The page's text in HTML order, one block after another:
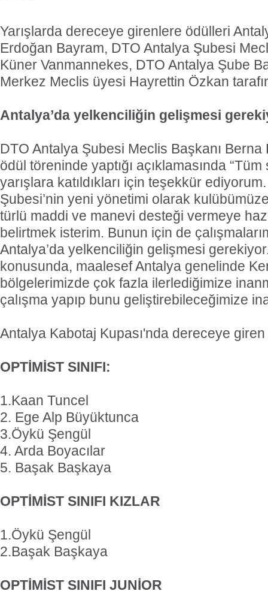
Yarışlarda dereceye girenlere ödülleri
Erdoğan Bayram, DTO Antalya Şubesi
Küner Vanmannekes, DTO Antalya Şube
Merkez Meclis üyesi Hayrettin Özkan
Antalya’da yelkenciliğin gelişmesi
DTO Antalya Şubesi Meclis Başkanı
ödül töreninde yaptığı açıklamasında “Tüm
yarışlara katıldıkları için teşekkür
Şubesi’nin yeni yönetimi olarak
türlü maddi ve manevi desteği vermeye
belirtmek isterim. Bunun için de
Antalya’da yelkenciliğin gelişmesi
konusunda, maalesef Antalya genelinde
bölgelerimizde çok fazla ilerlediğimize
çalışma yapıp bunu geliştirebileceğimize
Antalya Kabotaj Kupası'nda dereceye
OPTİMİST SINIFI:
1.Kaan Tuncel
2. Ege Alp Büyüktunca
3.Öykü Şengül
4. Arda Boyacılar
5. Başak Başkaya
OPTİMİST SINIFI KIZLAR
1.Öykü Şengül
2.Başak Başkaya
OPTİMİST SINIFI JUNİOR